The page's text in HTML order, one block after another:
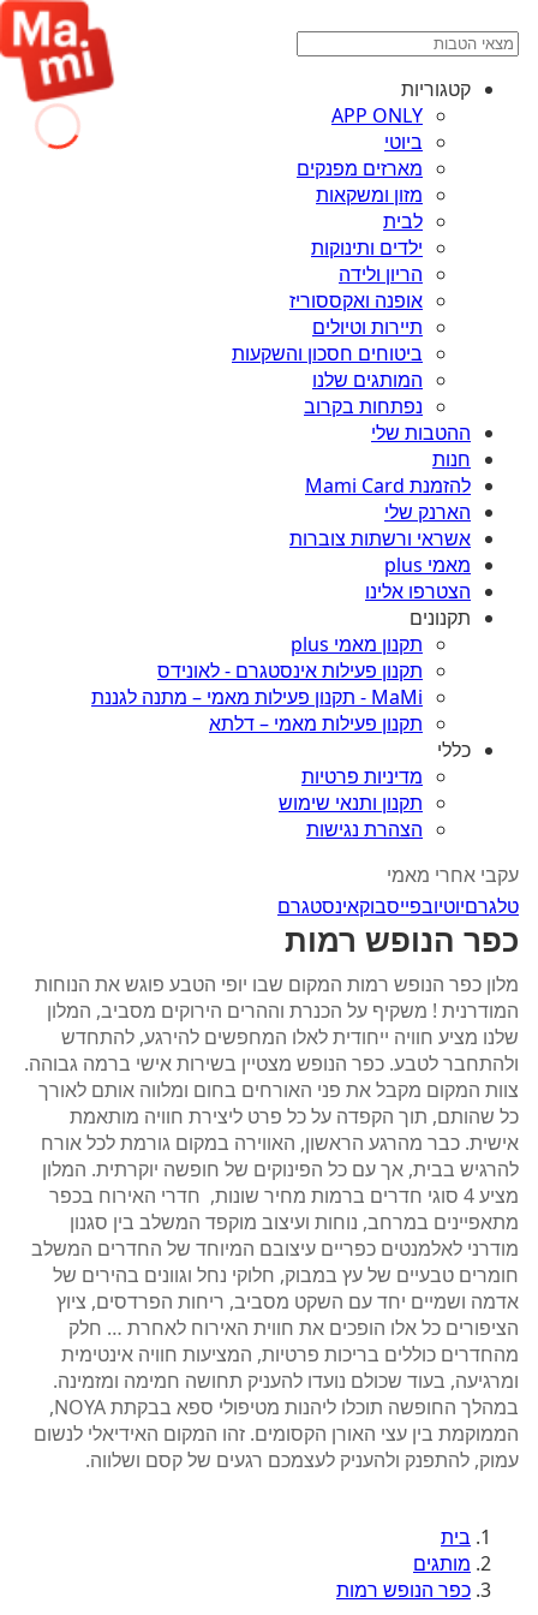
קטגוריות
APP ONLY
ביוטי
מארזים מפנקים
מזון ומשקאות
לבית
ילדים ותינוקות
הריון ולידה
אופנה ואקססוריז
תיירות וטיולים
ביטוחים חסכון והשקעות
המותגים שלנו
נפתחות בקרוב
ההטבות שלי
חנות
להזמנת Mami Card
הארנק שלי
אשראי ורשתות צוברות
מאמי plus
הצטרפו אלינו
תקנונים
תקנון מאמי plus
תקנון פעילות אינסטגרם - לאונידס
MaMi - תקנון פעילות מאמי – מתנה לגננת
תקנון פעילות מאמי – דלתא
כללי
מדיניות פרטיות
תקנון ותנאי שימוש
הצהרת נגישות
עקבי אחרי מאמי
טלגרםיוטיובפייסבוקאינסטגרם
כפר הנופש רמות
מלון כפר הנופש רמות המקום שבו יופי הטבע פוגש את הנוחות
המודרנית ! משקיף על הכנרת וההרים הירוקים מסביב, המלון
שלנו מציע חוויה ייחודית לאלו המחפשים להירגע, להתחדש
ולהתחבר לטבע. כפר הנופש מצטיין בשירות אישי ברמה גבוהה.
צוות המקום מקבל את פני האורחים בחום ומלווה אותם לאורך
כל שהותם, תוך הקפדה על כל פרט ליצירת חוויה מותאמת
אישית. כבר מהרגע הראשון, האווירה במקום גורמת לכל אורח
להרגיש בבית, אך עם כל הפינוקים של חופשה יוקרתית. המלון
מציע 4 סוגי חדרים ברמות מחיר שונות, חדרי האירוח בכפר
מתאפיינים במרחב, נוחות ועיצוב מוקפד המשלב בין סגנון
מודרני לאלמנטים כפריים עיצובם המיוחד של החדרים המשלב
חומרים טבעיים של עץ במבוק, חלוקי נחל וגוונים בהירים של
אדמה ושמיים יחד עם השקט מסביב, ריחות הפרדסים, ציוץ
הציפורים כל אלו הופכים את חווית האירוח לאחרת … חלק
מהחדרים כוללים בריכות פרטיות, המציעות חוויה אינטימית
ומרגיעה, בעוד שכולם נועדו להעניק תחושה חמימה ומזמינה.
במהלך החופשה תוכלו ליהנות מטיפולי ספא בבקתת NOYA,
הממוקמת בין עצי האורן הקסומים. זהו המקום האידיאלי לנשום
עמוק, להתפנק ולהעניק לעצמכם רגעים של קסם ושלווה.
בית
מותגים
כפר הנופש רמות